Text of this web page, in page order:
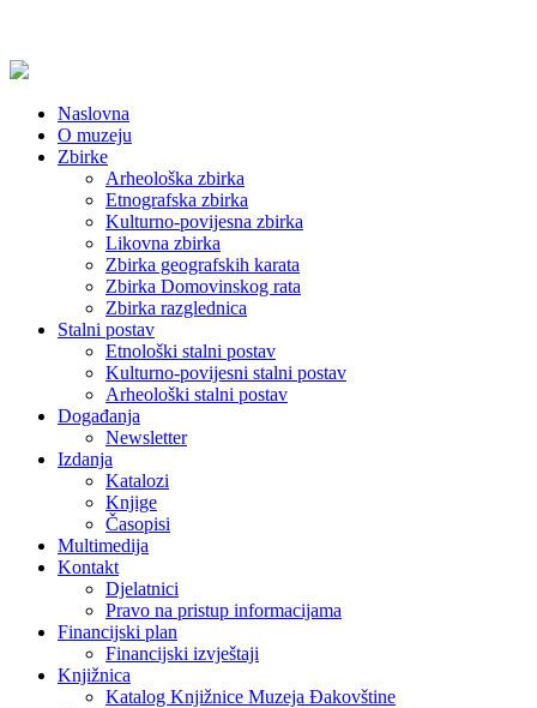
Naslovna
O muzeju
Zbirke
Arheološka zbirka
Etnografska zbirka
Kulturno-povijesna zbirka
Likovna zbirka
Zbirka geografskih karata
Zbirka Domovinskog rata
Zbirka razglednica
Stalni postav
Etnološki stalni postav
Kulturno-povijesni stalni postav
Arheološki stalni postav
Događanja
Newsletter
Izdanja
Katalozi
Knjige
Časopisi
Multimedija
Kontakt
Djelatnici
Pravo na pristup informacijama
Financijski plan
Financijski izvještaji
Knjižnica
Katalog Knjižnice Muzeja Đakovštine